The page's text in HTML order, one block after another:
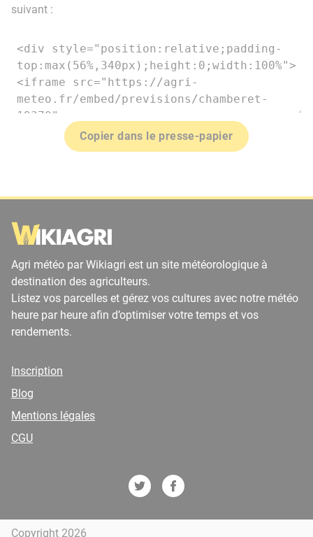
suivant :
Copier dans le presse-papier
Agri météo par Wikiagri est un site météorologique à
destination des agriculteurs.
Listez vos parcelles et gérez vos cultures avec notre météo
heure par heure afin d’optimiser votre temps et vos
rendements.
Inscription
Blog
Mentions légales
CGU
Copyright 2026